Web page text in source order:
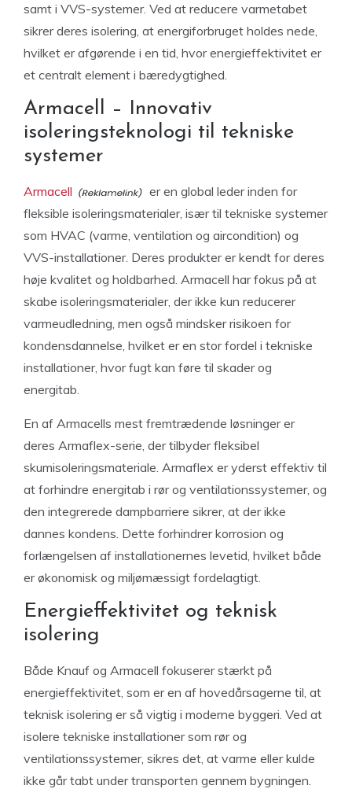
samt i VVS-systemer. Ved at reducere varmetabet
sikrer deres isolering, at energiforbruget holdes nede,
hvilket er afgørende i en tid, hvor energieffektivitet er
et centralt element i bæredygtighed.
Armacell – Innovativ
isoleringsteknologi til tekniske
systemer
Armacell
er en global leder inden for
fleksible isoleringsmaterialer, især til tekniske systemer
som HVAC (varme, ventilation og aircondition) og
VVS-installationer. Deres produkter er kendt for deres
høje kvalitet og holdbarhed. Armacell har fokus på at
skabe isoleringsmaterialer, der ikke kun reducerer
varmeudledning, men også mindsker risikoen for
kondensdannelse, hvilket er en stor fordel i tekniske
installationer, hvor fugt kan føre til skader og
energitab.
En af Armacells mest fremtrædende løsninger er
deres Armaflex-serie, der tilbyder fleksibel
skumisoleringsmateriale. Armaflex er yderst effektiv til
at forhindre energitab i rør og ventilationssystemer, og
den integrerede dampbarriere sikrer, at der ikke
dannes kondens. Dette forhindrer korrosion og
forlængelsen af installationernes levetid, hvilket både
er økonomisk og miljømæssigt fordelagtigt.
Energieffektivitet og teknisk
isolering
Både Knauf og Armacell fokuserer stærkt på
energieffektivitet, som er en af hovedårsagerne til, at
teknisk isolering er så vigtig i moderne byggeri. Ved at
isolere tekniske installationer som rør og
ventilationssystemer, sikres det, at varme eller kulde
ikke går tabt under transporten gennem bygningen.